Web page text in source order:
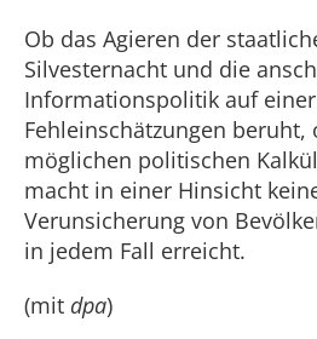
Ob das Agieren der
Silvesternacht und die
Informationspolitik auf
Fehleinschätzungen beruht,
möglichen politischen
macht in einer Hinsicht
Verunsicherung von
in jedem Fall erreicht.
(mit dpa)